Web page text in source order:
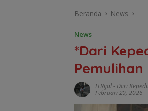
Beranda News
News
*Dari
H Rijal- Dari
Februari 20, 2026